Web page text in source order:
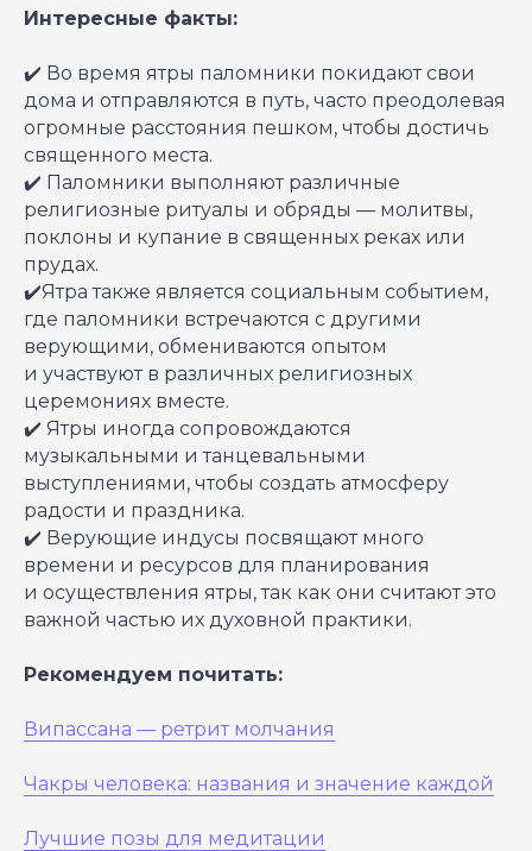
Интересные факты:
✔️ Во время ятры паломники покидают свои
дома и отправляются в путь, часто преодолевая
огромные расстояния пешком, чтобы достичь
священного места.
✔️ Паломники выполняют различные
религиозные ритуалы и обряды — молитвы,
поклоны и купание в священных реках или
прудах.
✔️Ятра также является социальным событием,
где паломники встречаются с другими
верующими, обмениваются опытом
и участвуют в различных религиозных
церемониях вместе.
✔️ Ятры иногда сопровождаются
музыкальными и танцевальными
выступлениями, чтобы создать атмосферу
радости и праздника.
✔️ Верующие индусы посвящают много
времени и ресурсов для планирования
и осуществления ятры, так как они считают это
важной частью их духовной практики.
Рекомендуем почитать:
Випассана — ретрит молчания
Чакры человека: названия и значение каждой
Лучшие позы для медитации